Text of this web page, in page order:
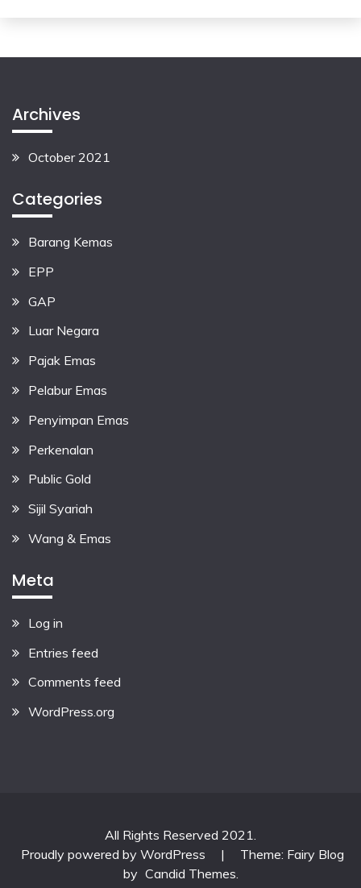
Archives
October 2021
Categories
Barang Kemas
EPP
GAP
Luar Negara
Pajak Emas
Pelabur Emas
Penyimpan Emas
Perkenalan
Public Gold
Sijil Syariah
Wang & Emas
Meta
Log in
Entries feed
Comments feed
WordPress.org
All Rights Reserved 2021.
Proudly powered by WordPress
|
Theme: Fairy Blog
by Candid Themes